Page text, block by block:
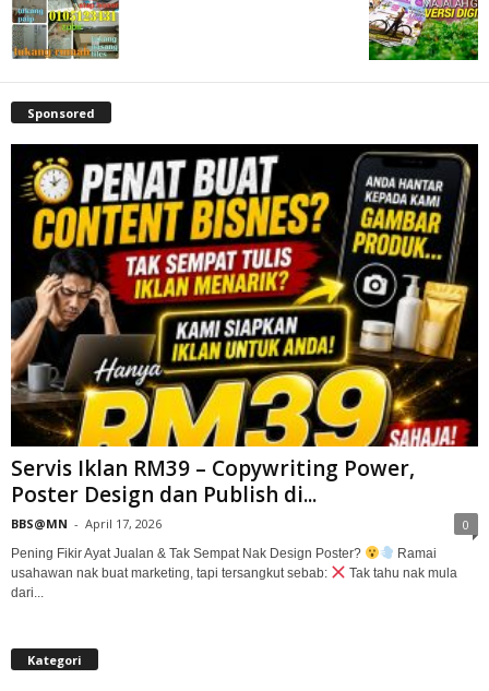
Sponsored
Servis Iklan RM39 – Copywriting Power,
Poster Design dan Publish di...
BBS@MN - April 17, 2026 0
Pening Fikir Ayat Jualan & Tak Sempat Nak Design Poster?
Ramai
usahawan nak buat marketing, tapi tersangkut sebab:
Tak tahu nak mula
dari...
Kategori